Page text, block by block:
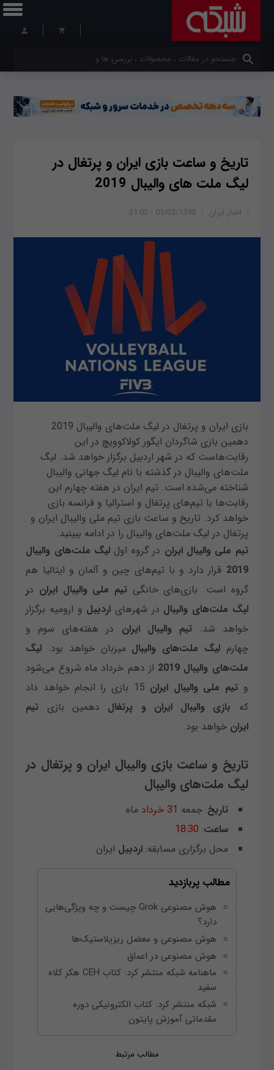
کلمات کلیدی خود را وارد کنید
تاریخ و ساعت بازی ایران و پرتغال در
لیگ ملت های والیبال 2019
01/03/1398 - 21:02 اخبار ایران
بازی ایران و پرتغال در لیگ ملت‌های والیبال 2019
دهمین بازی شاگردان ایگور کولاکوویچ در این
رقابت‌هاست که در شهر اردبیل برگزار خواهد شد. لیگ
ملت‌های والیبال در گذشته با نام لیگ جهانی والیبال
شناخته می‌شده است. تیم ایران در هفته چهارم این
رقابت‌ها با تیم‌های پرتغال و استرالیا و فرانسه بازی
خواهد کرد. تاریخ و ساعت بازی تیم ملی والیبال ایران و
پرتغال در لیگ ملت‌های والیبال را در ادامه ببینید.
تیم ملی والیبال ایران در گروه اول لیگ ملت‌های والیبال
2019 قرار دارد و با تیم‌های چین و آلمان و ایتالیا هم
گروه است. بازی‌های خانگی تیم ملی والیبال ایران در
لیگ ملت‌های والیبال در شهرهای اردبیل و ارومیه برگزار
خواهد شد.تیم والیبال ایران در هفته‌های سوم و
چهارم لیگ ملت‌های والیبال میزبان خواهد بود. لیگ
ملت‌های والیبال 2019
از دهم خرداد ماه شروع می‌شود
و تیم ملی والیبال ایران
15 بازی را انجام خواهد داد
که بازی والیبال ایران و پرتغال دهمین بازی تیم
ایرانخواهد بود.
تاریخ و ساعت بازی والیبال ایران و پرتغال در
لیگ ملت‌های والیبال
تاریخ: جمعه 31 خرداد
ماه
ساعت:
محل برگزاری مسابقه:اردبیل ایران
مطالب پربازدید
هوش مصنوعی Grok چیست و چه ویژگی‌هایی
دارد؟
هوش مصنوعی و معضل ریزپلاستیک‌ها
هوش مصنوعی در اعماق
ماهنامه شبکه منتشر کرد: کتاب CEH هکر کلاه
سفید
شبکه منتشر کرد: کتاب الکترونیکی دوره
مقدماتی آموزش پایتون
مطالب مرتبط